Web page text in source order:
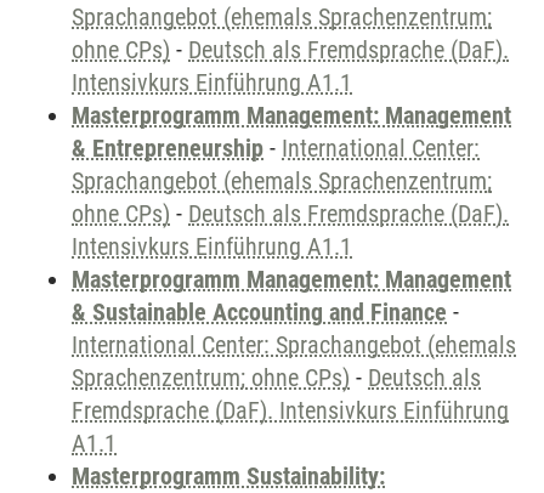
Sprachangebot (ehemals Sprachenzentrum;
ohne CPs) - Deutsch als Fremdsprache (DaF).
Intensivkurs Einführung A1.1
Masterprogramm Management: Management
& Entrepreneurship - International Center:
Sprachangebot (ehemals Sprachenzentrum;
ohne CPs) - Deutsch als Fremdsprache (DaF).
Intensivkurs Einführung A1.1
Masterprogramm Management: Management
& Sustainable Accounting and Finance -
International Center: Sprachangebot (ehemals
Sprachenzentrum; ohne CPs) - Deutsch als
Fremdsprache (DaF). Intensivkurs Einführung
A1.1
Masterprogramm Sustainability: